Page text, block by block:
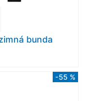
bunda
-55 %